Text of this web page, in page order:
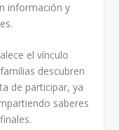
información y
el vínculo
descubren
de participar, ya
saberes